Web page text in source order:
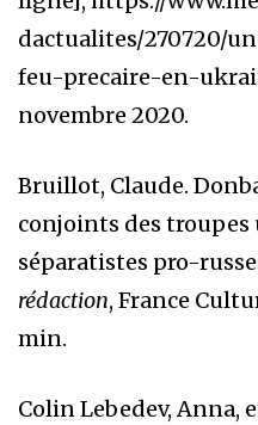
dactualites/270720/
feu-precaire-en-
novembre 2020.
Bruillot, Claude.
conjoints des
séparatistes pro-
rédaction, France
min.
Colin Lebedev, Anna,